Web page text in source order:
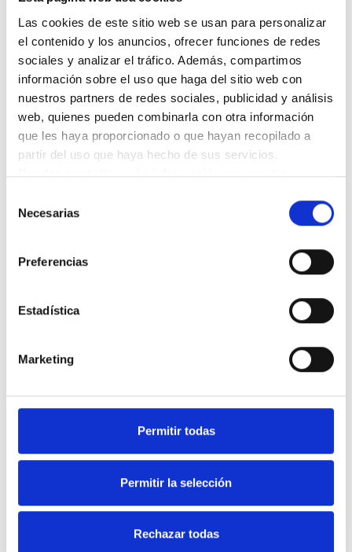
Las cookies de este sitio web se usan para personalizar
el contenido y los anuncios, ofrecer funciones de redes
sociales y analizar el tráfico. Además, compartimos
información sobre el uso que haga del sitio web con
nuestros partners de redes sociales, publicidad y análisis
web, quienes pueden combinarla con otra información
que les haya proporcionado o que hayan recopilado a
partir del uso que haya hecho de sus servicios.
Puedes consultar más información en nuestra
Necesarias
Preferencias
Estadística
Marketing
Permitir todas
Permitir la selección
Rechazar todas
CONTACTO
Resuelve tus dudas con
nuestro equipo
Queremos que te sientas acompañado en este
proceso. Déjanos tus datos y nuestro equipo te
ayudará a resolver todas tus dudas para que puedas
queridos.
Selecciona que necesitas
política de privacidad